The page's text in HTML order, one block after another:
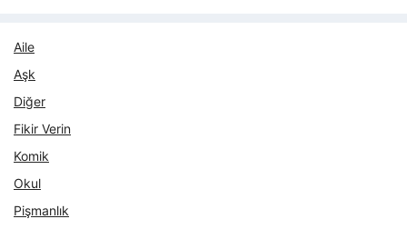
Aile
Aşk
Diğer
Fikir Verin
Komik
Okul
Pişmanlık